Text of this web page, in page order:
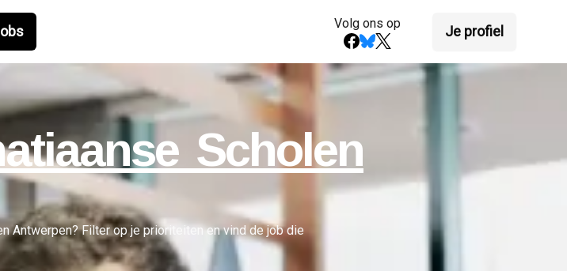
Volg ons op Je profiel
Scholen
Antwerpen? Filter op je prioriteiten en vind de job die